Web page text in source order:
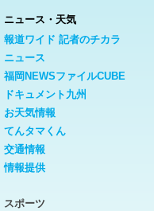
ニュース・天気
報道ワイド 記者のチカラ
ニュース
福岡NEWSファイルCUBE
ドキュメント九州
お天気情報
てんタマくん
交通情報
情報提供
スポーツ